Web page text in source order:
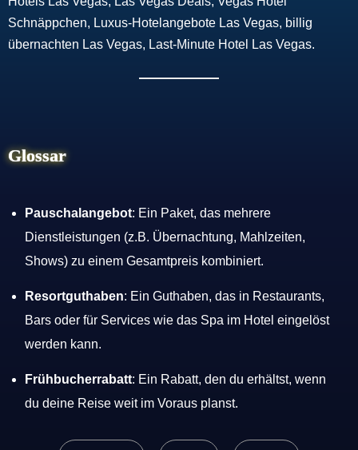
Schnäppchen, Luxus-Hotelangebote Las Vegas, billig
übernachten Las Vegas, Last-Minute Hotel Las Vegas.
Glossar
Pauschalangebot: Ein Paket, das mehrere
Dienstleistungen (z.B. Übernachtung, Mahlzeiten,
Shows) zu einem Gesamtpreis kombiniert.
Resortguthaben: Ein Guthaben, das in Restaurants,
Bars oder für Services wie das Spa im Hotel eingelöst
werden kann.
Frühbucherrabatt: Ein Rabatt, den du erhältst, wenn
du deine Reise weit im Voraus planst.